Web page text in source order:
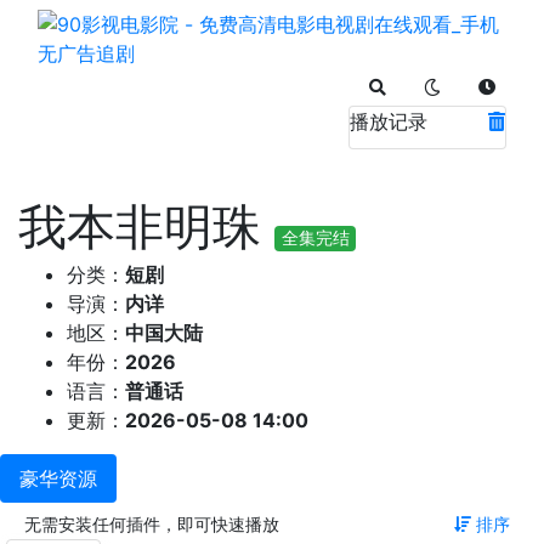
播放记录
我本非明珠 全集完结
分类： 短剧
导演： 内详
地区： 中国大陆
年份： 2026
语言： 普通话
更新： 2026-05-08 14:00
豪华资源
无需安装任何插件，即可快速播放 排序